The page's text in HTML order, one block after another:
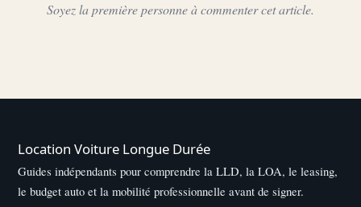
Soyez la première personne à commenter cet article.
Location Voiture Longue Durée
Guides indépendants pour comprendre la LLD, la LOA, le leasing,
le budget auto et la mobilité professionnelle avant de signer.